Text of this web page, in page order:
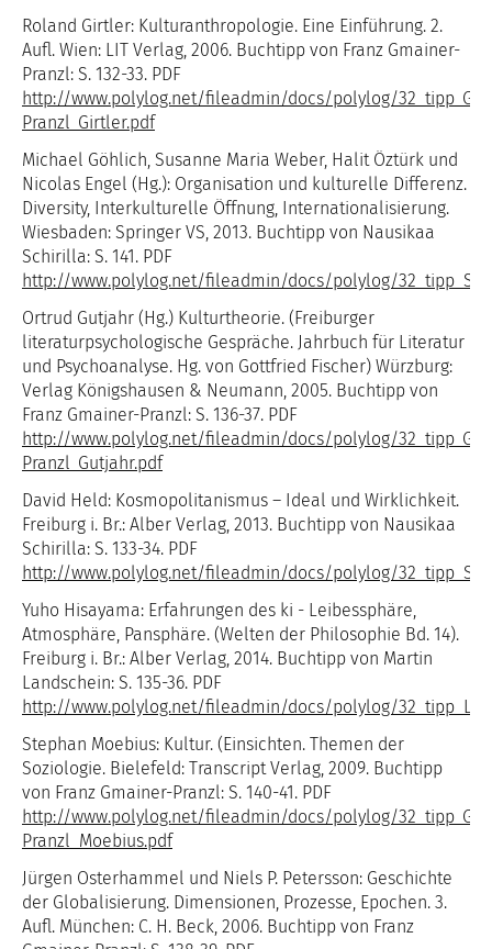
Roland Girtler: Kulturanthropologie. Eine Einführung. 2.
Aufl. Wien: LIT Verlag, 2006. Buchtipp von Franz Gmainer-
Pranzl: S. 132-33. PDF
http://www.polylog.net/fileadmin/docs/polylog/
Pranzl_Girtler.pdf
Michael Göhlich, Susanne Maria Weber, Halit Öztürk und
Nicolas Engel (Hg.): Organisation und kulturelle Differenz.
Diversity, Interkulturelle Öffnung, Internationalisierung.
Wiesbaden: Springer VS, 2013. Buchtipp von Nausikaa
Schirilla: S. 141. PDF
http://www.polylog.net/fileadmin/docs/polylog/
Ortrud Gutjahr (Hg.) Kulturtheorie. (Freiburger
literaturpsychologische Gespräche. Jahrbuch für Literatur
und Psychoanalyse. Hg. von Gottfried Fischer) Würzburg:
Verlag Königshausen & Neumann, 2005. Buchtipp von
Franz Gmainer-Pranzl: S. 136-37. PDF
http://www.polylog.net/fileadmin/docs/polylog/
Pranzl_Gutjahr.pdf
David Held: Kosmopolitanismus – Ideal und Wirklichkeit.
Freiburg i. Br.: Alber Verlag, 2013. Buchtipp von Nausikaa
Schirilla: S. 133-34. PDF
http://www.polylog.net/fileadmin/docs/polylog/
Yuho Hisayama: Erfahrungen des ki - Leibessphäre,
Atmosphäre, Pansphäre. (Welten der Philosophie Bd. 14).
Freiburg i. Br.: Alber Verlag, 2014. Buchtipp von Martin
Landschein: S. 135-36. PDF
http://www.polylog.net/fileadmin/docs/polylog/
Stephan Moebius: Kultur. (Einsichten. Themen der
Soziologie. Bielefeld: Transcript Verlag, 2009. Buchtipp
von Franz Gmainer-Pranzl: S. 140-41. PDF
http://www.polylog.net/fileadmin/docs/polylog/
Pranzl_Moebius.pdf
Jürgen Osterhammel und Niels P. Petersson: Geschichte
der Globalisierung. Dimensionen, Prozesse, Epochen. 3.
Aufl. München: C. H. Beck, 2006. Buchtipp von Franz